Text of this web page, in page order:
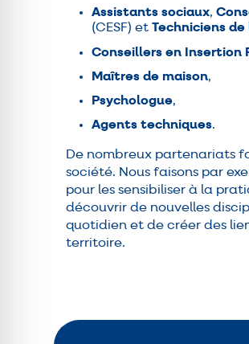
Assistants sociaux,
(CESF) etTechniciens
Conseillers en Insertion
Maîtres de maison,
Psychologue,
Agents techniques.
De nombreux partenariats
société. Nous faisons par
pour les sensibiliser à la
découvrir de nouvelles
quotidien et de créer des
territoire.